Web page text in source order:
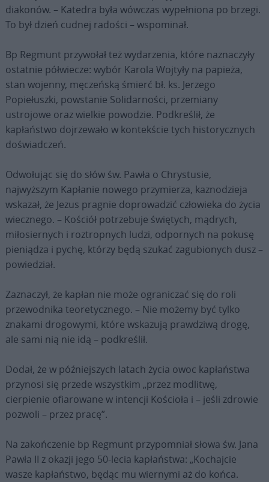
diakonów. – Katedra była wówczas wypełniona po brzegi.
To był dzień cudnej radości – wspominał.
Bp Regmunt przywołał też wydarzenia, które naznaczyły
ostatnie półwiecze: wybór Karola Wojtyły na papieża,
stan wojenny, męczeńską śmierć bł. ks. Jerzego
Popiełuszki, powstanie Solidarności, przemiany
ustrojowe oraz wielkie powodzie. Podkreślił, że
kapłaństwo dojrzewało w kontekście tych historycznych
doświadczeń.
Odwołując się do słów św. Pawła o Chrystusie,
najwyższym Kapłanie nowego przymierza, kaznodzieja
wskazał, że Jezus pragnie doprowadzić człowieka do życia
wiecznego. – Kościół potrzebuje świętych, mądrych,
miłosiernych i roztropnych ludzi, odpornych na pokusę
pieniądza i pychę, którzy będą szukać zagubionych dusz –
powiedział.
Zaznaczył, że kapłan nie może ograniczać się do roli
przewodnika teoretycznego. – Nie możemy być tylko
znakami drogowymi, które wskazują prawdziwą drogę,
ale sami nią nie idą – podkreślił.
Dodał, że w późniejszych latach życia owoc kapłaństwa
przynosi się przede wszystkim „przez modlitwę,
cierpienie ofiarowane w intencji Kościoła i – jeśli zdrowie
pozwoli – przez pracę”.
Na zakończenie bp Regmunt przypomniał słowa św. Jana
Pawła II z okazji jego 50-lecia kapłaństwa: „Kochajcie
wasze kapłaństwo, będąc mu wiernymi aż do końca.